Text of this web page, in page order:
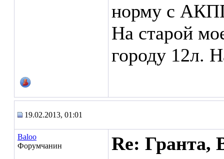
норму с
На старой
городу 12л.
19.02.2013, 01:01
Baloo
Форумчанин
Re: Гранта,